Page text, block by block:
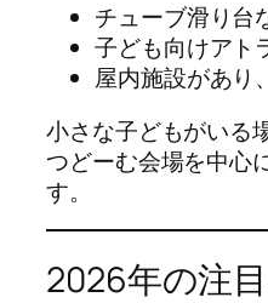
チューブ滑り台
子ども向けアト
屋内施設があり
小さな子どもがいる
つどーむ会場を中心
す。
2026年の注